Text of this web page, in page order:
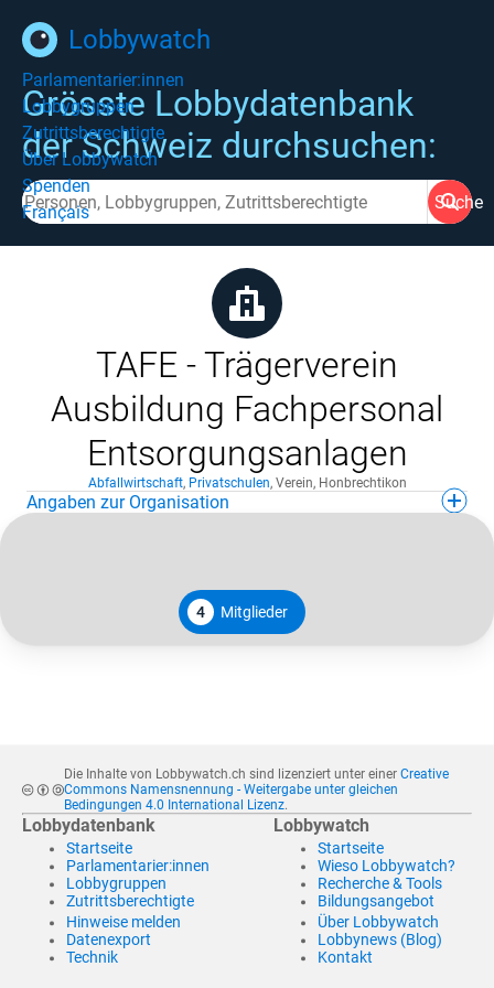
Lobbywatch
Parlamentarier:innen
Lobbygruppen
Zutrittsberechtigte
Über Lobbywatch
Spenden
Français
Grösste Lobbydatenbank
der Schweiz durchsuchen:
Suche
TAFE - Trägerverein
Ausbildung Fachpersonal
Entsorgungsanlagen
Abfallwirtschaft, Privatschulen, Verein, Honbrechtikon
Angaben zur Organisation
4 Mitglieder
Die Inhalte von Lobbywatch.ch sind lizenziert unter einer Creative
Commons Namensnennung - Weitergabe unter gleichen
Bedingungen 4.0 International Lizenz.
Lobbydatenbank
Startseite
Parlamentarier:innen
Lobbygruppen
Zutrittsberechtigte
Hinweise melden
Datenexport
Technik
Lobbywatch
Startseite
Wieso Lobbywatch?
Recherche & Tools
Bildungsangebot
Über Lobbywatch
Lobbynews (Blog)
Kontakt